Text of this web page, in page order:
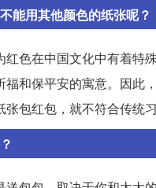
能用其他颜色的纸张呢？
色在中国文化中有着
和保平安的寓意。因
包红包，就不符合传统